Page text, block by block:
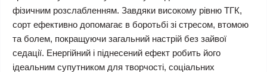
фізичним розслабленням. Завдяки високому рівню ТГК,
сорт ефективно допомагає в боротьбі зі стресом, втомою
та болем, покращуючи загальний настрій без зайвої
седації. Енергійний і піднесений ефект робить його
ідеальним супутником для творчості, соціальних